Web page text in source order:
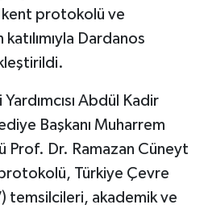
kent protokolü ve
Dardanos
Abdül Kadir
Başkanı Muharrem
Prof. Dr. Ramazan Cüneyt
Türkiye Çevre
temsilcileri, akademik ve